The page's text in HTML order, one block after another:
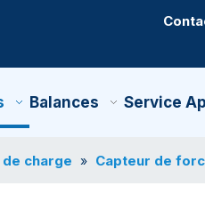
Balances Service
de charge » Capteur de